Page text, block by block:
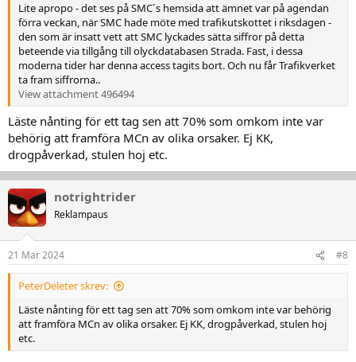
Lite apropo - det ses på SMC´s hemsida att ämnet var på agendan
förra veckan, när SMC hade möte med trafikutskottet i riksdagen -
den som är insatt vett att SMC lyckades sätta siffror på detta
beteende via tillgång till olyckdatabasen Strada. Fast, i dessa
moderna tider har denna access tagits bort. Och nu får Trafikverket
ta fram siffrorna..
View attachment 496494
Läste nånting för ett tag sen att 70% som omkom inte var
behörig att framföra MCn av olika orsaker. Ej KK,
drogpåverkad, stulen hoj etc.
notrightrider
Reklampaus
21 Mar 2024 #8
PeterDeleter skrev:
Läste nånting för ett tag sen att 70% som omkom inte var behörig
att framföra MCn av olika orsaker. Ej KK, drogpåverkad, stulen hoj
etc.